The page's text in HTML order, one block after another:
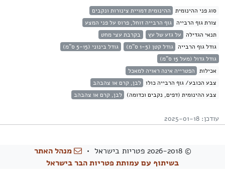
סוג פני ההינומית ההינומית דמויית צינורות ונקבים
צורת גוף הרבייה גוף הרבייה זוחל, פרוס על פני המצע
תנאי הגדילה על גזע של עץ
בקרבת עצי מחט
גודל גוף הרבייה גודל קטן (1-5 ס"מ)
גודל בינוני (5-15 ס"מ)
גודל גדול (מעל 15 ס"מ)
אכילות הפטרייה אינה ראויה למאכל
צבע הכובע/ גוף הרבייה כולו לבן, קרם או צהבהב
צבע ההינומית (דפים, נקבים וכדומה) לבן, קרם או צהבהב
עודכן: 2025-01-18
© 2026-2018 פטריות בישראל •
מנהל האתר
בשיתוף עם עמותת פטריות הבר בישראל